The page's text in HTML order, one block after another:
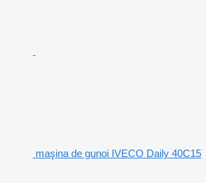
maşina de gunoi IVECO Daily 40C15